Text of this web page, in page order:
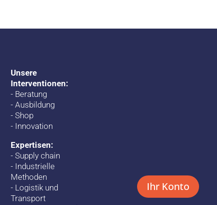
Unsere
Interventionen:
- Beratung
-Ausbildung
-Shop
- Innovation
Expertisen:
-Supply chain
- Industrielle
Methoden
- Logistik und
Transport
Ihr Konto